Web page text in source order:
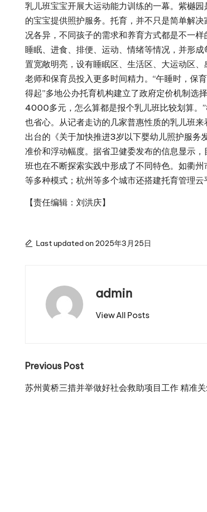
乳儿班宝宝开展大运动能力训练的一幕。紫樾
的宝宝提供照护服务。托育，并不只是简单解
况各异，不同孩子的需求和养育方式都是不一
睡眠、进食、排便、运动、情绪等情况，并形
置宽敞明亮，设有睡眠区、生活区、大运动区
老师和保育员投入更多时间精力。“午睡时，保
得起”多地公办托育机构建立了政府定价机制选
4000多元，怎么算都是报个乳儿班比较划算。
也省心。从记者走访的几家普惠性质的乳儿班
出台的《关于加快推进3岁以下婴幼儿照护服务
准价和浮动幅度。据省卫健委发布的信息显示
班也在不断探索实践中形成了不同特色。如衢
等多种模式；杭州等多个城市还搭建托育管理
【责任编辑：刘洪庆】
Last updated on 2025年3月25日
admin
View All Posts
Post
navigation
Previous Post
苏州黄桥三措并举做好社会救助项目工作 精准